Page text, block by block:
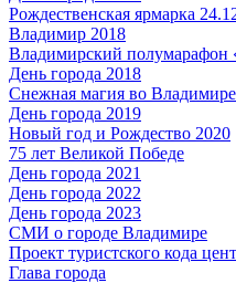
Рождественская ярмарка
Владимир 2018
Владимирский полумарафон
День города 2018
Снежная магия во
День города 2019
Новый год и Рождество 2020
75 лет Великой Победе
День города 2021
День города 2022
День города 2023
СМИ о городе Владимире
Проект туристского кода
Глава города